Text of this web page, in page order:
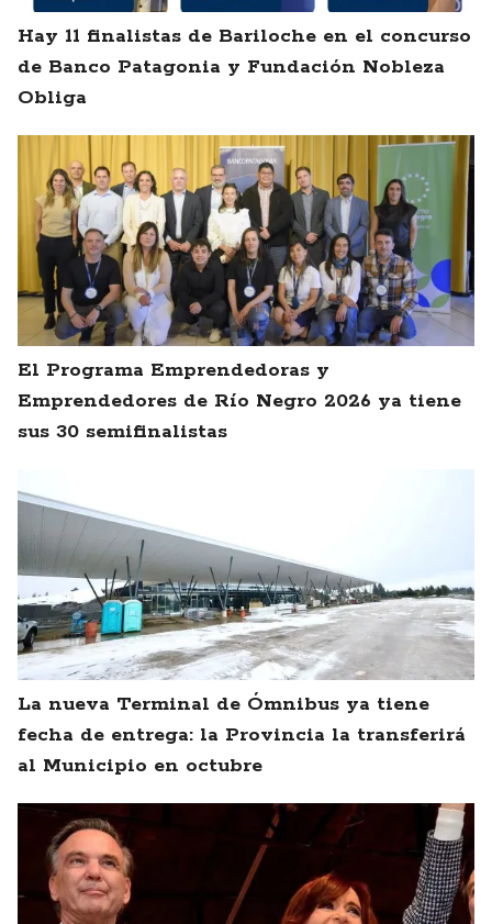
Hay 11 finalistas de Bariloche en el concurso
de Banco Patagonia y Fundación Nobleza
Obliga
El Programa Emprendedoras y
Emprendedores de Río Negro 2026 ya tiene
sus 30 semifinalistas
La nueva Terminal de Ómnibus ya tiene
fecha de entrega: la Provincia la transferirá
al Municipio en octubre